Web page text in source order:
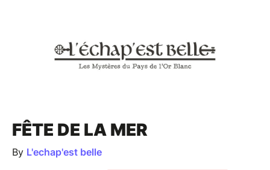
FÊTE DE LA MER
By L'echap'est belle